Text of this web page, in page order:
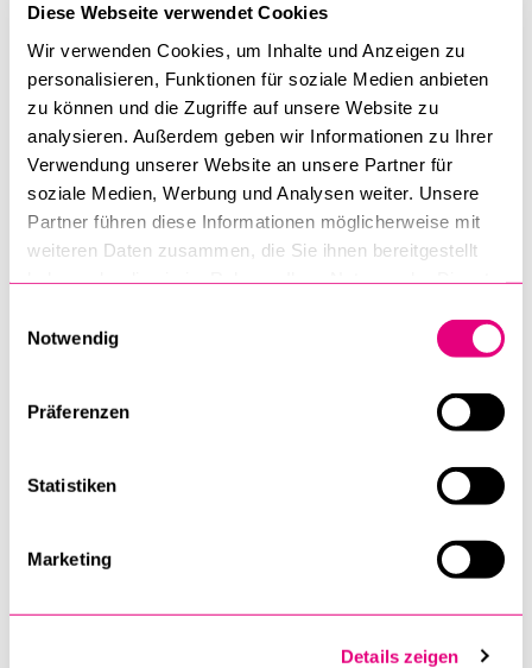
Diese Webseite verwendet Cookies
Wir verwenden Cookies, um Inhalte und Anzeigen zu
personalisieren, Funktionen für soziale Medien anbieten
zu können und die Zugriffe auf unsere Website zu
analysieren. Außerdem geben wir Informationen zu Ihrer
Verwendung unserer Website an unsere Partner für
soziale Medien, Werbung und Analysen weiter. Unsere
Partner führen diese Informationen möglicherweise mit
weiteren Daten zusammen, die Sie ihnen bereitgestellt
Notwendig
Präferenzen
Statistiken
Marketing
Details zeigen
taken at the graduation ceremony have been
Programme and list of graduates